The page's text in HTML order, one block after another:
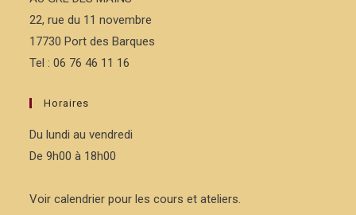
22, rue du 11 novembre
17730 Port des Barques
Tel : 06 76 46 11 16
Horaires
Du lundi au vendredi
De 9h00 à 18h00
Voir calendrier pour les cours et ateliers.